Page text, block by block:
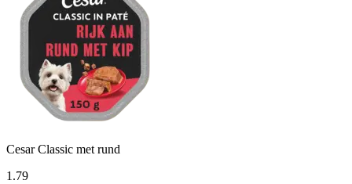
Cesar Classic met rund
1 .79